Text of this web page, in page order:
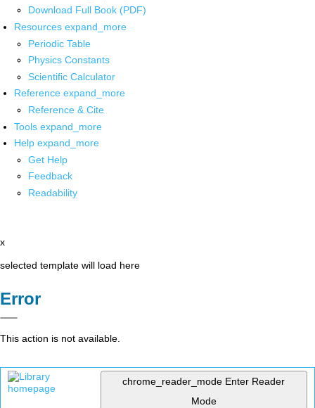
Download Full Book (PDF)
Resources expand_more
Periodic Table
Physics Constants
Scientific Calculator
Reference expand_more
Reference & Cite
Tools expand_more
Help expand_more
Get Help
Feedback
Readability
x
selected template will load here
Error
This action is not available.
chrome_reader_mode Enter Reader
Mode